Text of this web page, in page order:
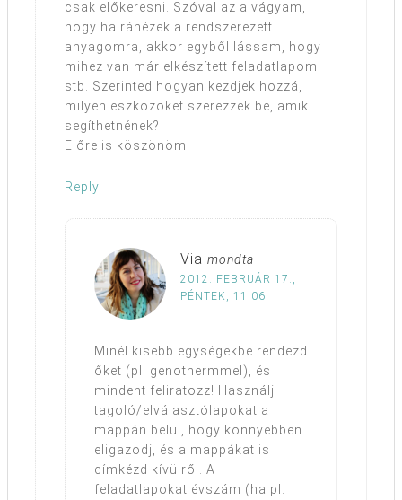
csak előkeresni. Szóval az a vágyam,
hogy ha ránézek a rendszerezett
anyagomra, akkor egyből lássam, hogy
mihez van már elkészített feladatlapom
stb. Szerinted hogyan kezdjek hozzá,
milyen eszközöket szerezzek be, amik
segíthetnének?
Előre is köszönöm!
Reply
Via mondta
2012. FEBRUÁR 17.,
PÉNTEK, 11:06
Minél kisebb egységekbe rendezd
őket (pl. genothermmel), és
mindent feliratozz! Használj
tagoló/elválasztólapokat a
mappán belül, hogy könnyebben
eligazodj, és a mappákat is
címkézd kívülről. A
feladatlapokat évszám (ha pl.